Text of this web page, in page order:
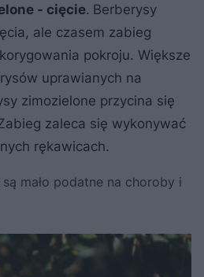
- cięcie. Berberysy
ale czasem zabieg
pokroju. Większe
uprawianych na
zimozielone przycina się
zaleca się wykonywać
rękawicach.
mało podatne na choroby i